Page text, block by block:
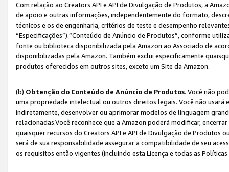
Com relação ao Creators API e API de Divulgação de Produtos, a
de apoio e outras informações, independentemente do formato,
técnicos e os de engenharia, critérios de teste e desempenho
“Especificações”).“Conteúdo de Anúncio de Produtos”, conforme
fonte ou biblioteca disponibilizada pela Amazon ao Associado de
disponibilizadas pela Amazon. Também exclui especificamente
produtos oferecidos em outros sites, exceto um Site da Amazon.
(b) Obtenção do Conteúdo de Anúncio de Produtos. Você não
uma propriedade intelectual ou outros direitos legais. Você não
indiretamente, desenvolver ou aprimorar modelos de linguagem
relacionadas.Você reconhece que a Amazon poderá modificar,
quaisquer recursos do Creators API e API de Divulgação de Produtos
será de sua responsabilidade assegurar a compatibilidade de seu
os requisitos então vigentes (incluindo esta Licença e todas as